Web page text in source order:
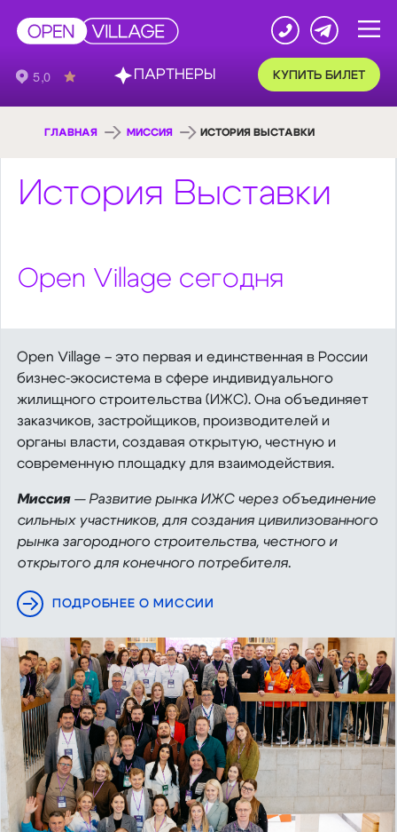
КУПИТЬ БИЛЕТ
ГЛАВНАЯ МИССИЯ ИСТОРИЯ ВЫСТАВКИ
История Выставки
Open Village сегодня
Open Village – это первая и единственная в России
бизнес‑экосистема в сфере индивидуального
жилищного строительства (ИЖС). Она объединяет
заказчиков, застройщиков, производителей и
органы власти, создавая открытую, честную и
современную площадку для взаимодействия.
Миссия — Развитие рынка ИЖС через объединение
сильных участников, для создания цивилизованного
рынка загородного строительства, честного и
открытого для конечного потребителя.
ПОДРОБНЕЕ О МИССИИ